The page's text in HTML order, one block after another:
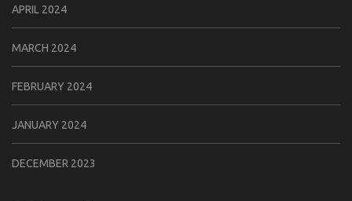
APRIL 2024
MARCH 2024
FEBRUARY 2024
JANUARY 2024
DECEMBER 2023